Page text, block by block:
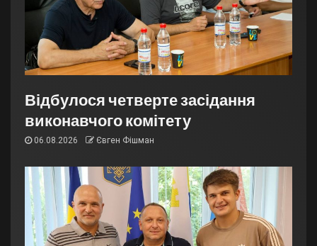
Відбулося четверте засідання
виконавчого комітету
06.08.2026 Євген Фішман